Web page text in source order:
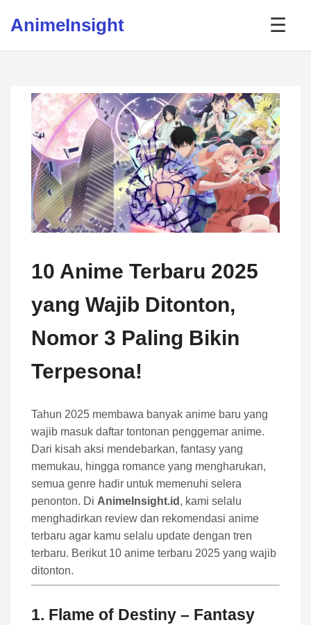
AnimeInsight ☰
10 Anime Terbaru 2025
yang Wajib Ditonton,
Nomor 3 Paling Bikin
Terpesona!
Tahun 2025 membawa banyak anime baru yang
wajib masuk daftar tontonan penggemar anime.
Dari kisah aksi mendebarkan, fantasy yang
memukau, hingga romance yang mengharukan,
semua genre hadir untuk memenuhi selera
penonton. Di AnimeInsight.id , kami selalu
menghadirkan review dan rekomendasi anime
terbaru agar kamu selalu update dengan tren
terbaru. Berikut 10 anime terbaru 2025 yang wajib
ditonton.
1. Flame of Destiny – Fantasy